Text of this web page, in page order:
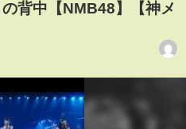
背中【NMB48】【神メ